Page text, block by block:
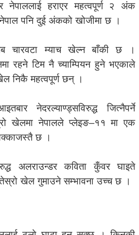
नेपाललाई हराएर महत्वपूर्ण २ अंक
पनि दुई अंकको खोजीमा छ ।
चारवटा म्याच खेल्न बाँकी छ ।
रहने टिम नै च्याम्पियन हुने भएकाले
निकै महत्वपूर्ण छन् ।
नेदरल्याण्ड्सविरुद्ध जित्नैपर्ने
खेलमा नेपालले प्लेइङ–११ मा एक
छ ।
अलराउन्डर कविता कुँवर घाइते
खेल गुमाउने सम्भावना उच्च छ ।